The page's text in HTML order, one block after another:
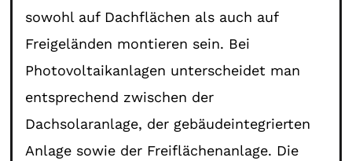
sowohl auf Dachflächen als auch auf
Freigeländen montieren sein. Bei
Photovoltaikanlagen unterscheidet man
entsprechend zwischen der
Dachsolaranlage, der gebäudeintegrierten
Anlage sowie der Freiflächenanlage. Die